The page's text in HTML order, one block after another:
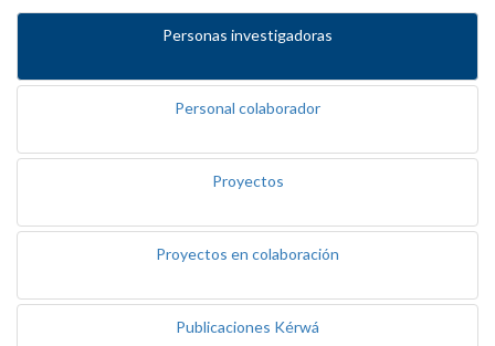
Personas investigadoras
Personal colaborador
Proyectos
Proyectos en colaboración
Publicaciones Kérwá